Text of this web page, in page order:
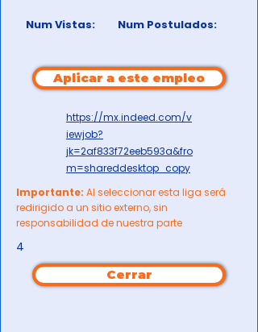
Num Vistas: Num Postulados:
Aplicar a este empleo
https://mx.indeed.com/v
iewjob?
jk=2af833f72eeb593a&fro
m=shareddesktop_copy
Importante: Al seleccionar esta liga será
redirigido a un sitio externo, sin
responsabilidad de nuestra parte
4
Cerrar